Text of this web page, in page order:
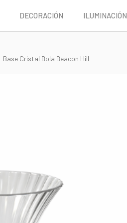
DECORACIÓN ILUMINACIÓN
Base Cristal Bola Beacon Hill